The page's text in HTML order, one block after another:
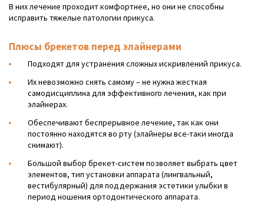
В них лечение проходит комфортнее, но они не способны
исправить тяжелые патологии прикуса.
Плюсы брекетов перед элайнерами
Подходят для устранения сложных искривлений прикуса.
Их невозможно снять самому – не нужна жесткая
самодисциплина для эффективного лечения, как при
элайнерах.
Обеспечивают беспрерывное лечение, так как они
постоянно находятся во рту (элайнеры все-таки иногда
снимают).
Большой выбор брекет-систем позволяет выбрать цвет
элементов, тип установки аппарата (лингвальный,
вестибулярный) для поддержания эстетики улыбки в
период ношения ортодонтического аппарата.